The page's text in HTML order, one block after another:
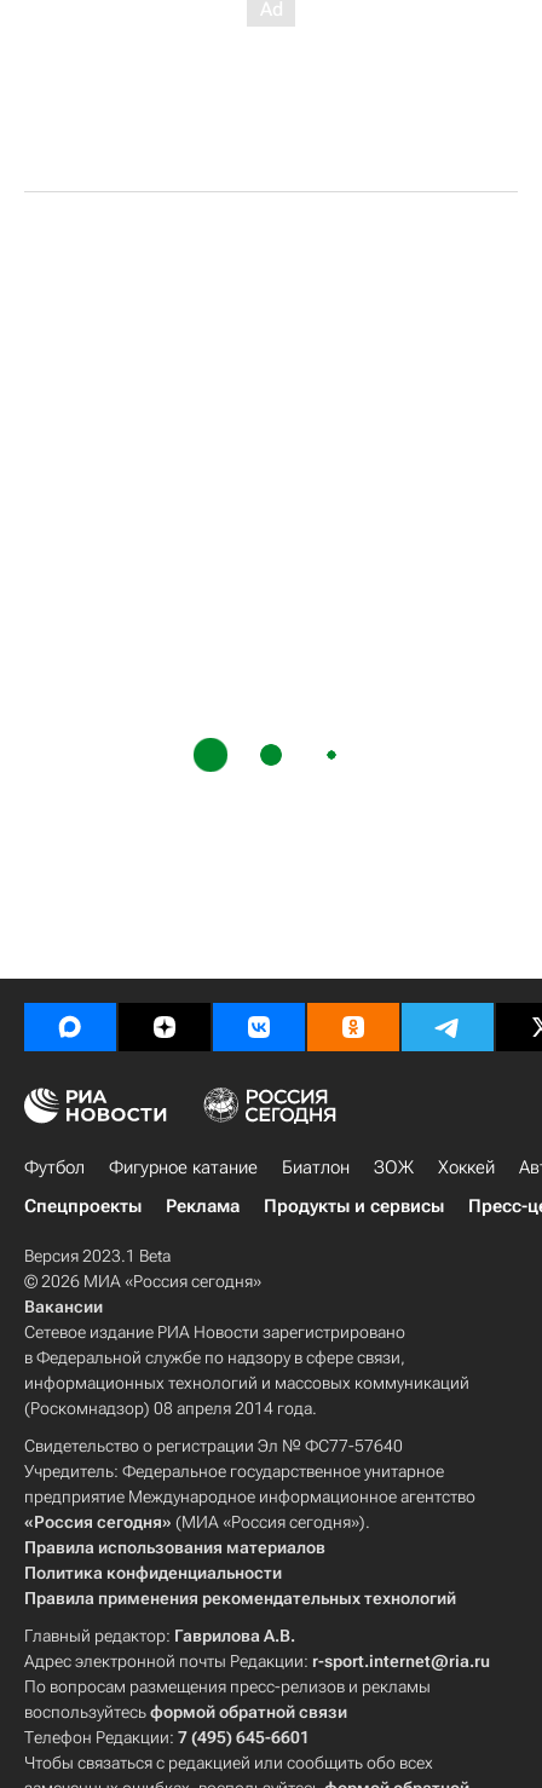
Футбол Фигурное катание Биатлон ЗОЖ Хоккей
Спецпроекты
Реклама Продукты и сервисы Пресс-
Версия 2023.1 Beta
© 2026 МИА «Россия сегодня»
Вакансии
Сетевое издание РИА Новости зарегистрировано
в Федеральной службе по надзору в сфере связи,
информационных технологий и массовых коммуникаций
(Роскомнадзор) 08 апреля 2014 года.
Свидетельство о регистрации Эл № ФС77-57640
Учредитель: Федеральное государственное унитарное
предприятие Международное информационное агентство
«Россия сегодня» (МИА «Россия сегодня»).
Правила использования материалов
Политика конфиденциальности
Правила применения рекомендательных технологий
Главный редактор: Гаврилова А.В.
Адрес электронной почты Редакции: r-sport.internet@ria.ru
По вопросам размещения пресс-релизов и рекламы
воспользуйтесьформой обратной связи
Телефон Редакции: 7 (495) 645-6601
Чтобы связаться с редакцией или сообщить обо всех